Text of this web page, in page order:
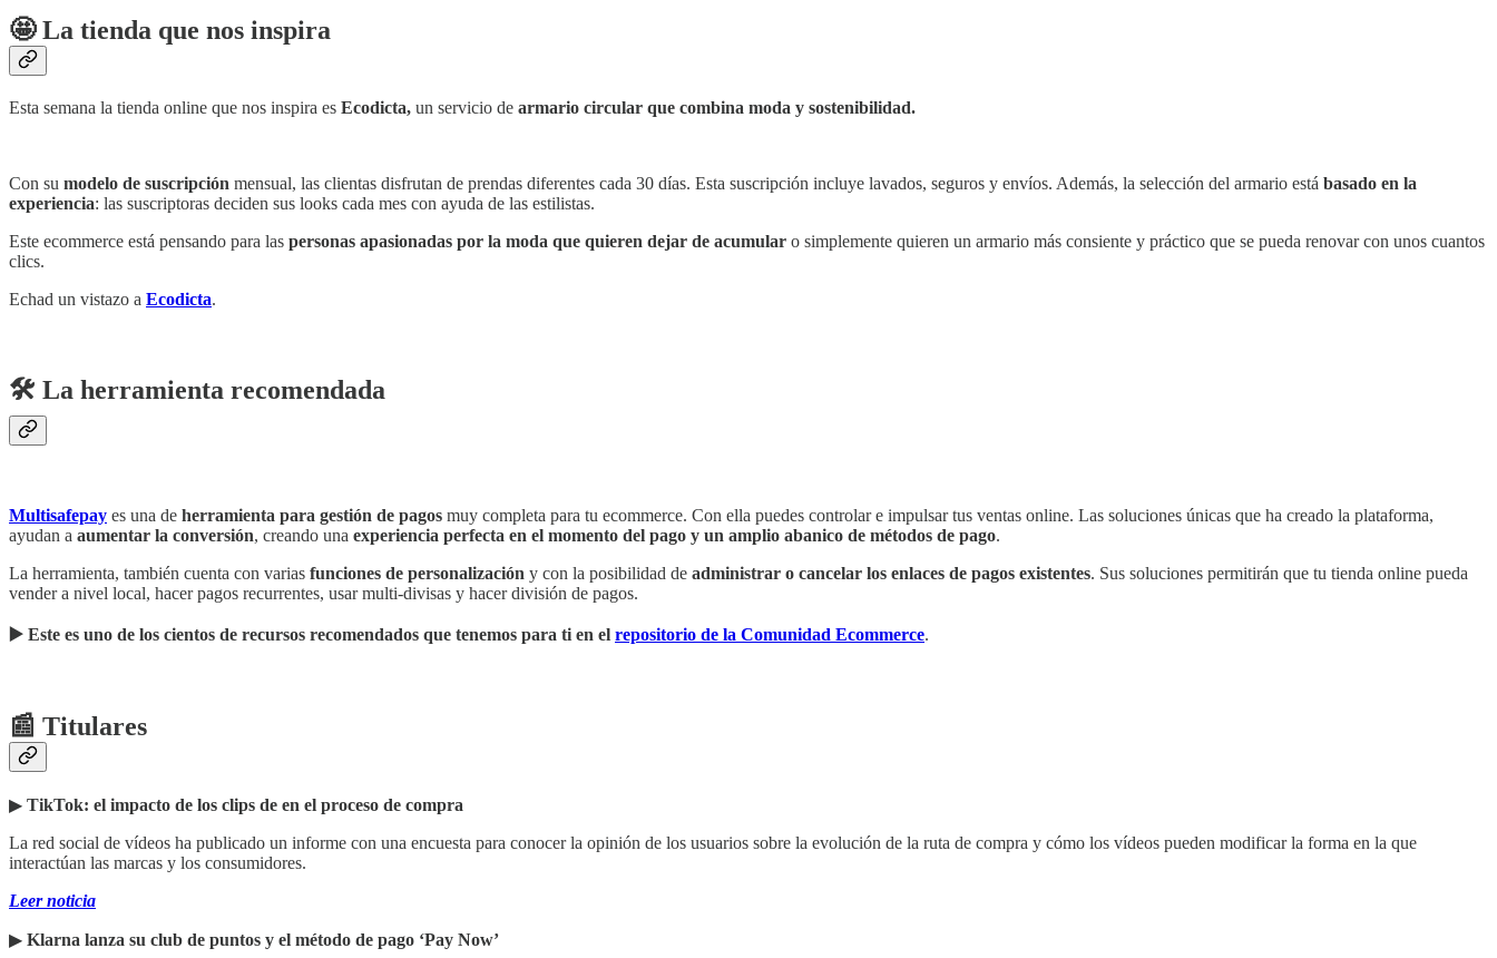
🤩 La tienda que nos inspira
Esta semana la tienda online que nos inspira es Ecodicta, un servicio de armario circular que combina moda y sostenibilidad.
Con su modelo de suscripción mensual, las clientas disfrutan de prendas diferentes cada 30 días. Esta suscripción incluye lavados, seguros y envíos. Además, la selección del armario está basado en la
experiencia: las suscriptoras deciden sus looks cada mes con ayuda de las estilistas.
Este ecommerce está pensando para las personas apasionadas por la moda que quieren dejar de acumular o simplemente quieren un armario más consiente y práctico que se pueda renovar con unos cuantos
clics.
Echad un vistazo a Ecodicta.
🛠️ La herramienta recomendada
Multisafepay es una de herramienta para gestión de pagos muy completa para tu ecommerce. Con ella puedes controlar e impulsar tus ventas online. Las soluciones únicas que ha creado la plataforma,
ayudan a aumentar la conversión, creando una experiencia perfecta en el momento del pago y un amplio abanico de métodos de pago.
La herramienta, también cuenta con varias funciones de personalización y con la posibilidad de administrar o cancelar los enlaces de pagos existentes. Sus soluciones permitirán que tu tienda online pueda
vender a nivel local, hacer pagos recurrentes, usar multi-divisas y hacer división de pagos.
▶️ Este es uno de los cientos de recursos recomendados que tenemos para ti en el repositorio de la Comunidad Ecommerce.
📰 Titulares
▶︎ TikTok: el impacto de los clips de en el proceso de compra
La red social de vídeos ha publicado un informe con una encuesta para conocer la opinión de los usuarios sobre la evolución de la ruta de compra y cómo los vídeos pueden modificar la forma en la que
interactúan las marcas y los consumidores.
Leer noticia
▶︎ Klarna lanza su club de puntos y el método de pago ‘Pay Now’